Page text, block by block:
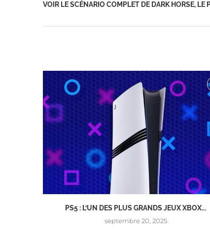
VOIR LE SCÉNARIO COMPLET DE DARK HORSE, LE
PS5 : L’UN DES PLUS GRANDS JEUX XBOX...
septembre 20, 2025